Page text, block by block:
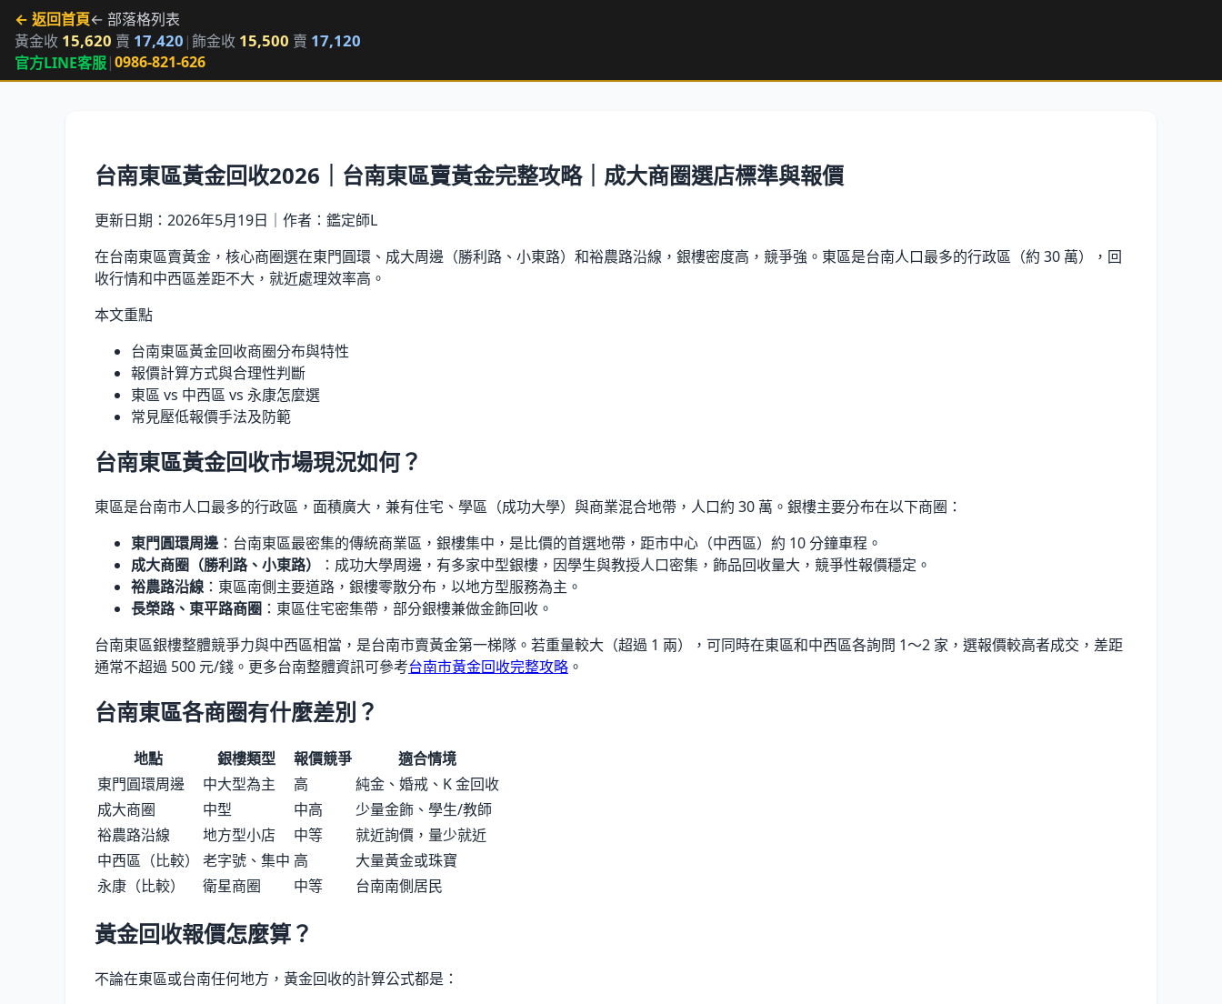
← 返回首頁← 部落格列表
黃金收 15,620 賣 17,420 |飾金收 15,500 賣 17,120
官方LINE客服|0986-821-626
台南東區黃金回收2026｜台南東區賣黃金完整攻略｜成大商圈選店標準與報價
更新日期： 2026年5月19日 ｜作者：鑑定師L
在台南東區賣黃金，核心商圈選在東門圓環、成大周邊（勝利路、小東路）和裕農路沿線，銀樓密度高，競爭強。東區是台南人口最多的行政區（約 30 萬），回
收行情和中西區差距不大，就近處理效率高。
本文重點
台南東區黃金回收商圈分布與特性
報價計算方式與合理性判斷
東區 vs 中西區 vs 永康怎麼選
常見壓低報價手法及防範
台南東區黃金回收市場現況如何？
東區是台南市人口最多的行政區，面積廣大，兼有住宅、學區（成功大學）與商業混合地帶，人口約 30 萬 。銀樓主要分布在以下商圈：
東門圓環周邊：台南東區最密集的傳統商業區，銀樓集中，是比價的首選地帶，距市中心（中西區）約 10 分鐘車程。
成大商圈（勝利路、小東路）
：成功大學周邊，有多家中型銀樓，因學生與教授人口密集，飾品回收量大，競爭性報價穩定。
裕農路沿線 ：東區南側主要道路，銀樓零散分布，以地方型服務為主。
長榮路、東平路商圈 ：東區住宅密集帶，部分銀樓兼做金飾回收。
台南東區銀樓整體競爭力與中西區相當，是台南市賣黃金第一梯隊。若重量較大（超過 1 兩），可同時在東區和中西區各詢問 1〜2 家，選報價較高者成交，差距
通常不超過 500 元/錢。更多台南整體資訊可參考台南市黃金回收完整攻略 。
台南東區各商圈有什麼差別？
地點 銀樓類型 報價競爭
適合情境
東門圓環周邊
中大型為主 高
純金、婚戒、K 金回收
成大商圈
中型 中高
少量金飾、學生/教師
裕農路沿線
地方型小店 中等
就近詢價，量少就近
中西區（比較）
老字號、集中 高
大量黃金或珠寶
永康（比較）
衛星商圈 中等 台南南側居民
黃金回收報價怎麼算？
不論在東區或台南任何地方，黃金回收的計算公式都是：